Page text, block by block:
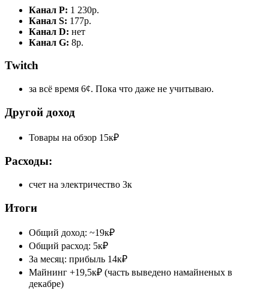
Канал P: 1 230р.
Канал S: 177р.
Канал D: нет
Канал G: 8р.
Twitch
за всё время 6¢. Пока что даже не учитываю.
Другой доход
Товары на обзор 15к₽
Расходы:
счет на электричество 3к
Итоги
Общий доход: ~19к₽
Общий расход: 5к₽
За месяц: прибыль 14к₽
Майнинг +19,5к₽ (часть выведено намайненых в
декабре)